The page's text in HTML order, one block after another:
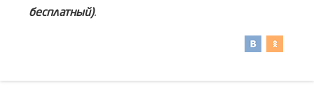
бесплатный).